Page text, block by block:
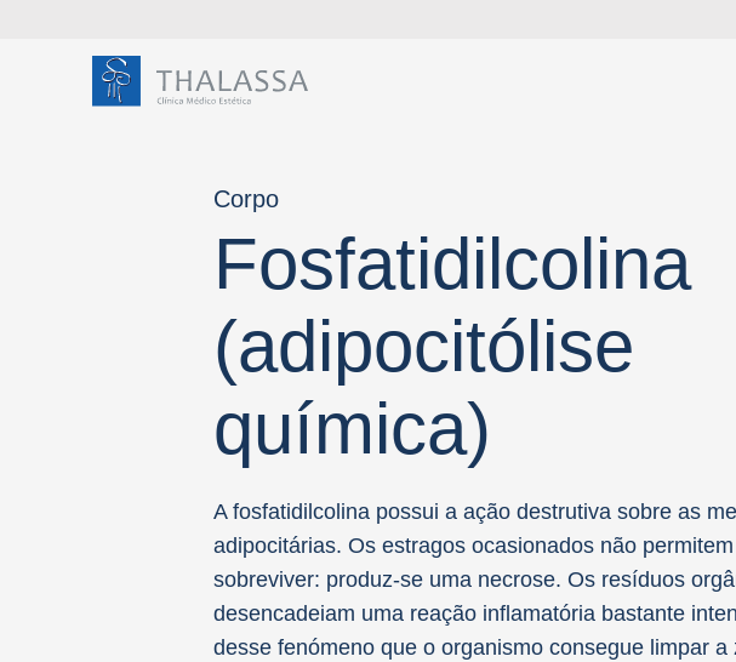
Olá,chamo-me
sou
Corpo
Fosfatidilcolina
(adipocitólise
química)
A fosfatidilcolina possui a ação destrutiva sobre as
adipocitárias. Os estragos ocasionados não
sobreviver: produz-se uma necrose. Os resíduos
desencadeiam uma reação inflamatória bastante
desse fenómeno que o organismo consegue limpar a